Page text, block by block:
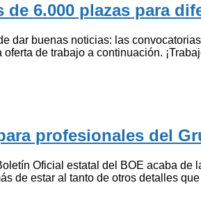
6.000 plazas para
dar buenas noticias: las
de trabajo a continuación.
profesionales del
Oficial estatal del BOE acaba
de estar al tanto de otros detalles